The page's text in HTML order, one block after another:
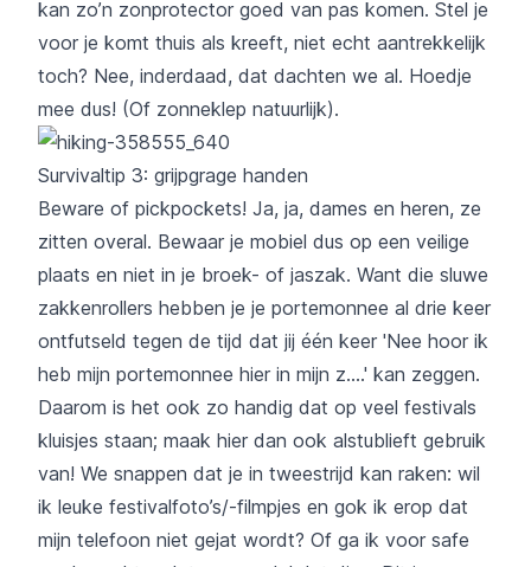
kan zo’n zonprotector goed van pas komen. Stel je
voor je komt thuis als kreeft, niet echt aantrekkelijk
toch? Nee, inderdaad, dat dachten we al. Hoedje
mee dus! (Of zonneklep natuurlijk).
Survivaltip 3: grijpgrage handen
Beware of pickpockets! Ja, ja, dames en heren, ze
zitten overal. Bewaar je mobiel dus op een veilige
plaats en niet in je broek- of jaszak. Want die sluwe
zakkenrollers hebben je je portemonnee al drie keer
ontfutseld tegen de tijd dat jij één keer 'Nee hoor ik
heb mijn portemonnee hier in mijn z....' kan zeggen.
Daarom is het ook zo handig dat op veel festivals
kluisjes staan; maak hier dan ook alstublieft gebruik
van! We snappen dat je in tweestrijd kan raken: wil
ik leuke festivalfoto’s/-filmpjes en gok ik erop dat
mijn telefoon niet gejat wordt? Of ga ik voor safe